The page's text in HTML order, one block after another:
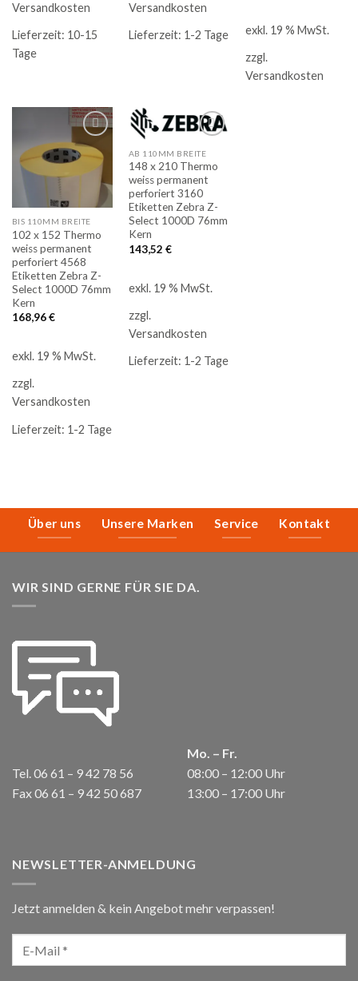
Versandkosten
Lieferzeit: 10-15
Tage
Versandkosten
Lieferzeit: 1-2 Tage exkl. 19 % MwSt.
zzgl.
Versandkosten
Auf
die
Merkliste
BIS 110MM BREITE
102 x 152 Thermo
weiss permanent
perforiert 4568
Etiketten Zebra Z-
Select 1000D 76mm
Kern
168,96€
exkl. 19 % MwSt.
zzgl.
Versandkosten
Lieferzeit: 1-2 Tage
Auf
die
Merkliste
AB 110MM BREITE
148 x 210 Thermo
weiss permanent
perforiert 3160
Etiketten Zebra Z-
Select 1000D 76mm
Kern
143,52 €
exkl. 19 % MwSt.
zzgl.
Versandkosten
Lieferzeit: 1-2 Tage
Über uns Unsere Marken Service Kontakt
WIR SIND GERNE FÜR SIE DA.
Tel. 06 61 – 9 42 78 56
Fax 06 61 – 9 42 50 687
Mo. – Fr.
08:00 – 12:00 Uhr
13:00 – 17:00 Uhr
NEWSLETTER-ANMELDUNG
Jetzt anmelden & kein Angebot mehr verpassen!